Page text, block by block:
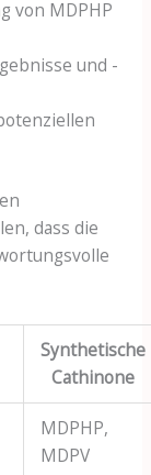
von MDPHP
und -
dass die
Synthetische
Cathinone
MDPHP,
MDPV